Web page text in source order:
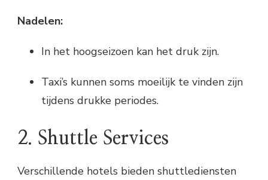
Nadelen:
In het hoogseizoen kan het druk zijn.
Taxi’s kunnen soms moeilijk te vinden zijn
tijdens drukke periodes.
2. Shuttle Services
Verschillende hotels bieden shuttlediensten